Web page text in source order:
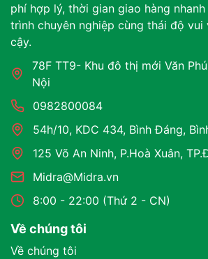
phí hợp lý, thời gian giao hàng
trình chuyên nghiệp cùng thái độ vui
cậy.
78F TT9- Khu đô thị mới Văn
Nội
0982800084
54h/10, KDC 434, Bình Đáng,
125 Võ An Ninh, P.Hoà Xuân,
Midra@Midra.vn
8:00 - 22:00 (Thứ 2 - CN)
Về chúng tôi
Về chúng tôi